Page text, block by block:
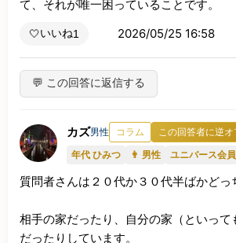
て、それが唯一困っていることです。
🤍いいね1 2026/05/25 16:58
💬 この回答に返信する
カズ男性 コラム
この回答者に逆
年代 ひみつ
👨 男性 ユニバース会員
質問者さんは２０代か３０代半ばかどっ
相手の家だったり、自分の家（といって
だったりしています。